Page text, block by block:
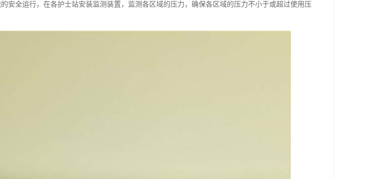
安全运行，在各护士站安装监测装置，监测各区域的压力，确保各区域的压力不小于或超过使用压